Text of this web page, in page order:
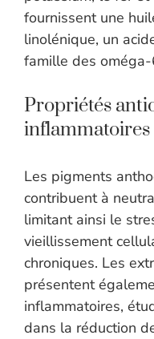
fournissent une
linolénique, un
famille des oméga-
Propriétés
inflammatoires
Les pigments
contribuent à
limitant ainsi le
vieillissement
chroniques. Les
présentent
inflammatoires,
dans la réduction